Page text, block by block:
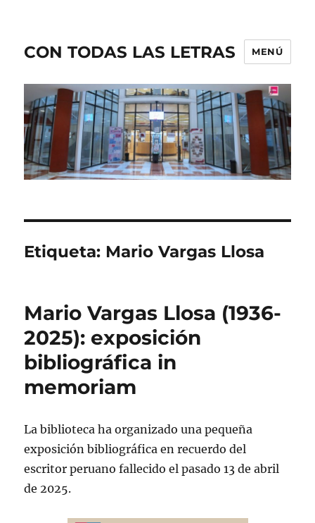
CON TODAS LAS LETRAS MENÚ
Etiqueta: Mario Vargas Llosa
Mario Vargas Llosa (1936-
2025): exposición
bibliográfica in
memoriam
La biblioteca ha organizado una pequeña
exposición bibliográfica en recuerdo del
escritor peruano fallecido el pasado 13 de abril
de 2025.